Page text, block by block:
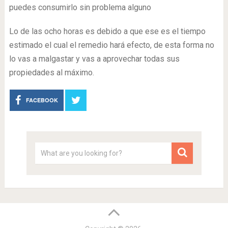
puedes consumirlo sin problema alguno
Lo de las ocho horas es debido a que ese es el tiempo
estimado el cual el remedio hará efecto, de esta forma no
lo vas a malgastar y vas a aprovechar todas sus
propiedades al máximo.
FACEBOOK